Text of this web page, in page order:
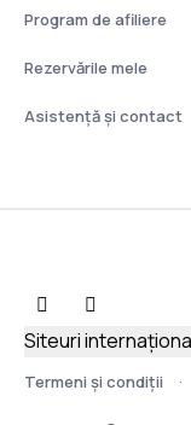
Program de afiliere
Rezervările mele
Asistenţă şi contact
Termeni şi condiţii
Siteuri